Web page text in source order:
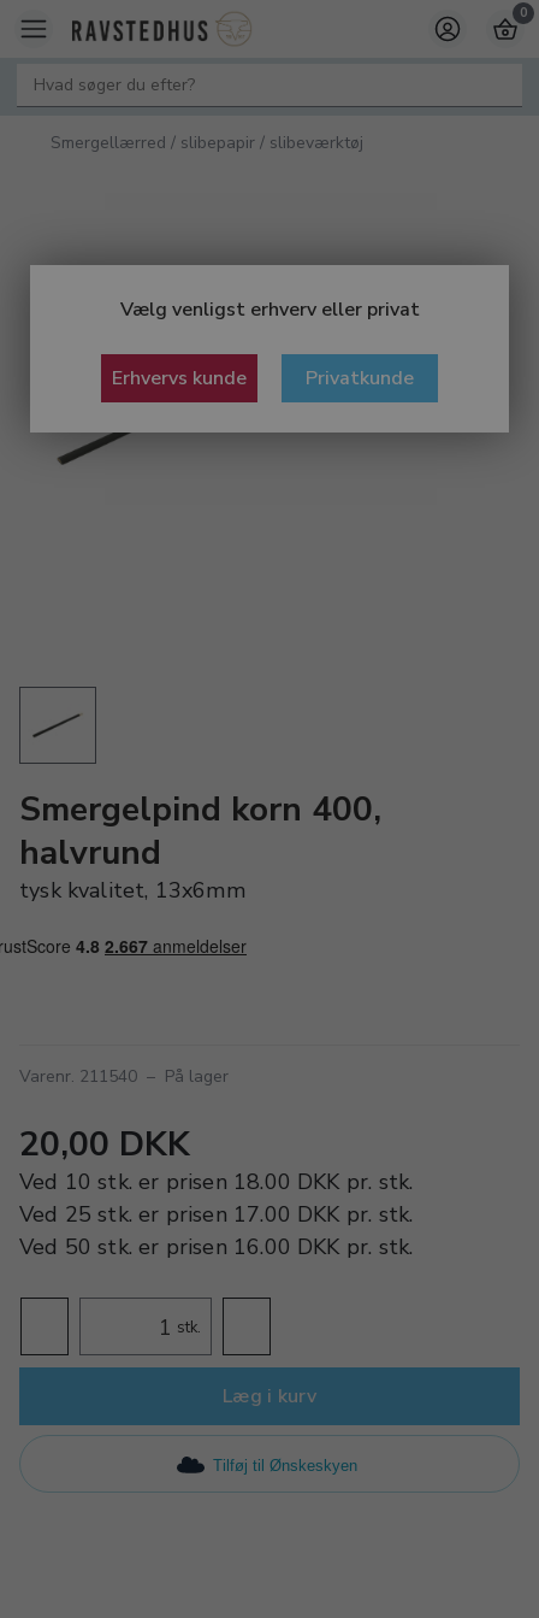
Vælg venligst erhverv eller privat
Erhvervs kunde Privatkunde
0
Smergellærred / slibepapir / slibeværktøj
Smergelpind korn 400,
halvrund
tysk kvalitet, 13x6mm
Varenr. 211540 – På lager
20,00 DKK
Ved 10 stk. er prisen 18.00 DKK pr. stk.
Ved 25 stk. er prisen 17.00 DKK pr. stk.
Ved 50 stk. er prisen 16.00 DKK pr. stk.
stk.
Læg i kurv
Tilføj til Ønskeskyen